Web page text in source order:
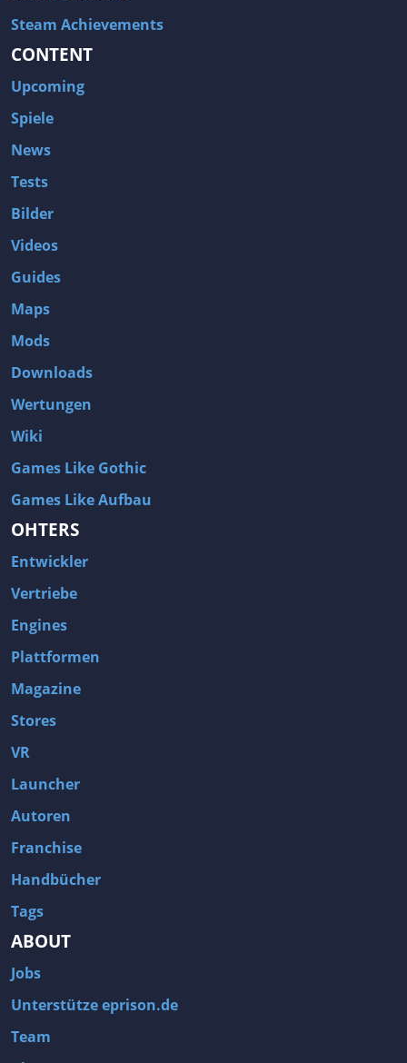
Steam Achievements
CONTENT
Upcoming
Spiele
News
Tests
Bilder
Videos
Guides
Maps
Mods
Downloads
Wertungen
Wiki
Games Like Gothic
Games Like Aufbau
OHTERS
Entwickler
Vertriebe
Engines
Plattformen
Magazine
Stores
VR
Launcher
Autoren
Franchise
Handbücher
Tags
ABOUT
Jobs
Unterstütze eprison.de
Team